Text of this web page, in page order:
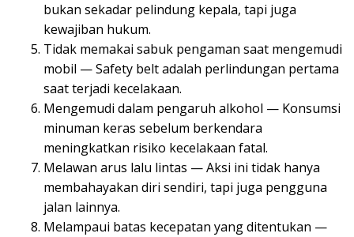
bukan sekadar pelindung kepala, tapi juga
kewajiban hukum.
Tidak memakai sabuk pengaman saat mengemudi
mobil — Safety belt adalah perlindungan pertama
saat terjadi kecelakaan.
Mengemudi dalam pengaruh alkohol — Konsumsi
minuman keras sebelum berkendara
meningkatkan risiko kecelakaan fatal.
Melawan arus lalu lintas — Aksi ini tidak hanya
membahayakan diri sendiri, tapi juga pengguna
jalan lainnya.
Melampaui batas kecepatan yang ditentukan —